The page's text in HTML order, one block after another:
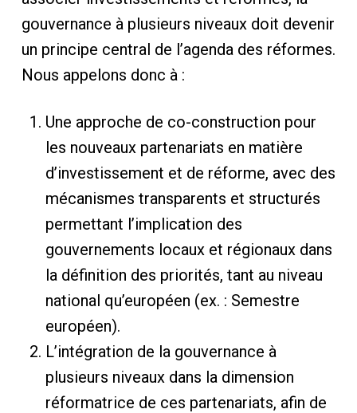
gouvernance à plusieurs niveaux doit devenir
un principe central de l’agenda des réformes.
Nous appelons donc à :
Une approche de co-construction pour
les nouveaux partenariats en matière
d’investissement et de réforme, avec des
mécanismes transparents et structurés
permettant l’implication des
gouvernements locaux et régionaux dans
la définition des priorités, tant au niveau
national qu’européen (ex. : Semestre
européen).
L’intégration de la gouvernance à
plusieurs niveaux dans la dimension
réformatrice de ces partenariats, afin de